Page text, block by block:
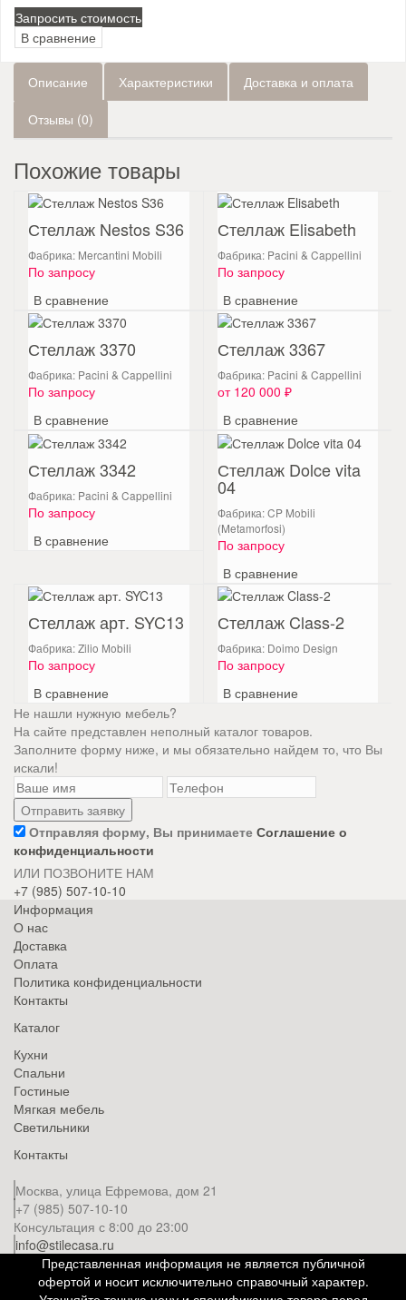
Запросить стоимость
В сравнение
Описание Характеристики Доставка и оплата
Отзывы (0)
Похожие товары
Стеллаж Nestos S36
Фабрика: Mercantini Mobili
По запросу
В сравнение
Стеллаж Elisabeth
Фабрика: Pacini & Cappellini
По запросу
В сравнение
Стеллаж 3370
Фабрика: Pacini & Cappellini
По запросу
В сравнение
Стеллаж 3367
Фабрика: Pacini & Cappellini
от 120 000 ₽
В сравнение
Стеллаж 3342
Фабрика: Pacini & Cappellini
По запросу
В сравнение
Стеллаж Dolce vita
04
Фабрика: CP Mobili
(Metamorfosi)
По запросу
В сравнение
Стеллаж арт. SYC13
Фабрика: Zilio Mobili
По запросу
В сравнение
Стеллаж Class-2
Фабрика: Doimo Design
По запросу
В сравнение
Не нашли нужную мебель?
На сайте представлен неполный каталог товаров.
Заполните форму ниже, и мы обязательно найдем то, что Вы
искали!
Отправляя форму, Вы принимаете Соглашение о
конфиденциальности
ИЛИ ПОЗВОНИТЕ НАМ
+7 (985) 507-10-10
Информация
О нас
Доставка
Оплата
Политика конфиденциальности
Контакты
Каталог
Кухни
Спальни
Гостиные
Мягкая мебель
Светильники
Контакты
Москва, улица Ефремова, дом 21
+7 (985) 507-10-10
Консультация с 8:00 до 23:00
info@stilecasa.ru
Представленная информация не является публичной
офертой и носит исключительно справочный характер.